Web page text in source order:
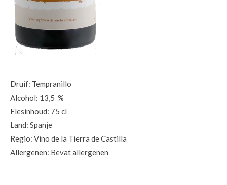
Druif: Tempranillo
Alcohol: 13,5 %
Flesinhoud: 75 cl
Land: Spanje
Regio: Vino de la Tierra de Castilla
Allergenen: Bevat allergenen